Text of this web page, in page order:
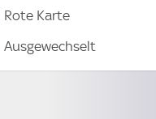
Rote Karte
Ausgewechselt